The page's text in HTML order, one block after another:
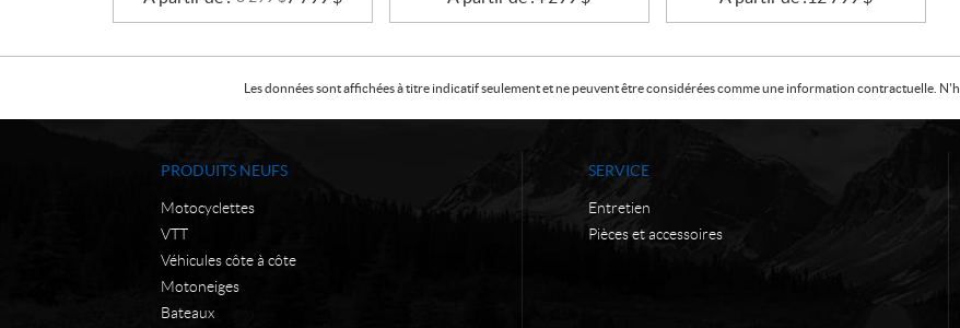
Les données sont affichées à titre indicatif seulement et ne peuvent être considérées comme une information contractuelle.
PRODUITS NEUFS
Motocyclettes
VTT
Véhicules côte à côte
Motoneiges
Bateaux
SERVICE
Entretien
Pièces et accessoires